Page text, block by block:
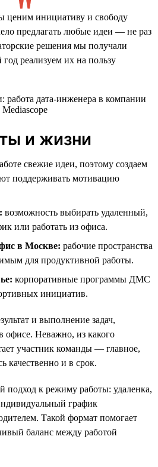
ценим инициативу и свободу
предлагать любые идеи — не раз
решения мы получали
реализуем их на пользу
и жизни
свежие идеи, поэтому создаем
поддерживать мотивацию
возможность выбирать удаленный,
или работать из офиса.
в Москве: рабочие пространства
для продуктивной работы.
корпоративные программы ДМС
инициатив.
и выполнение задач,
офисе. Неважно, из какого
участник команды — главное,
качественно и в срок.
к режиму работы: удаленка,
график
Такой формат помогает
баланс между работой